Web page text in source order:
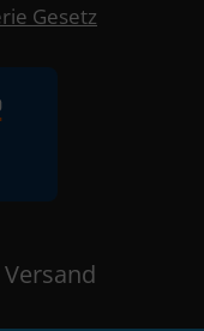
Gesetz